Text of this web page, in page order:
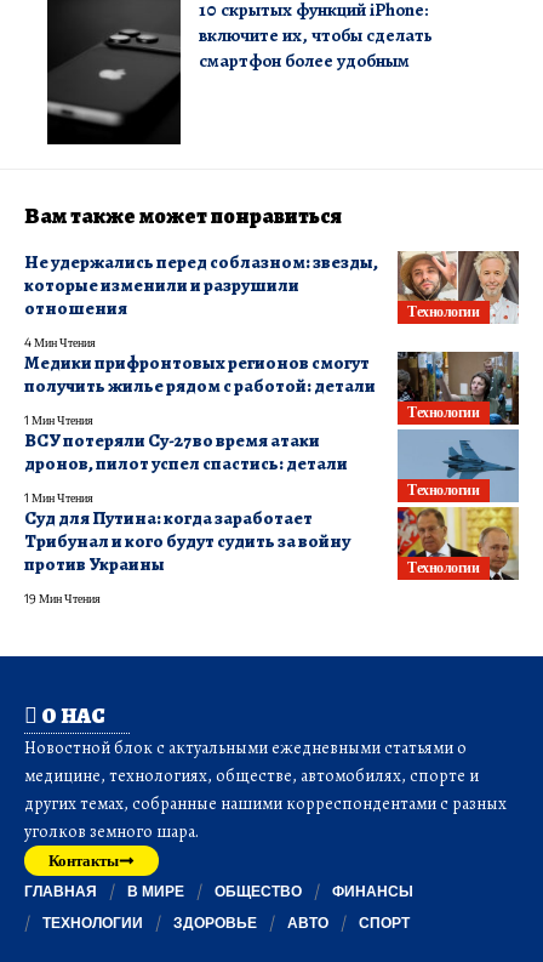
10 скрытых функций iPhone:
включите их, чтобы сделать
смартфон более удобным
Вам также может понравиться
Технологии
Не удержались перед соблазном: звезды,
которые изменили и разрушили
отношения
4 Мин Чтения
Технологии
Медики прифронтовых регионов смогут
получить жилье рядом с работой: детали
1 Мин Чтения
Технологии
ВСУ потеряли Су-27 во время атаки
дронов, пилот успел спастись: детали
1 Мин Чтения
Технологии
Суд для Путина: когда заработает
Трибунал и кого будут судить за войну
против Украины
19 Мин Чтения
О НАС
Новостной блок с актуальными ежедневными статьями о
медицине, технологиях, обществе, автомобилях, спорте и
других темах, собранные нашими корреспондентами с разных
уголков земного шара.
Контакты
ГЛАВНАЯ В МИРЕ ОБЩЕСТВО
ФИНАНСЫ
ТЕХНОЛОГИИ
ЗДОРОВЬЕ АВТО СПОРТ